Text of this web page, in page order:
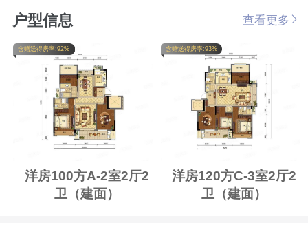
户型信息 查看更多
含赠送得房率:92%
洋房100方A-2室2厅2
卫（建面）
含赠送得房率:93%
洋房120方C-3室2厅2
卫（建面）